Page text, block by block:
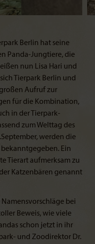
Berlin hat seine
Panda-Jungtiere, die
nun Lisa Hari und
Tierpark Berlin und
Aufruf zur
für die Kombination,
in der Tierpark-
zum Welttag des
werden die
Ein
Tierart aufmerksam zu
Katzenbären genannt
Namensvorschläge bei
Beweis, wie viele
schon jetzt in ihr
und Zoodirektor Dr.